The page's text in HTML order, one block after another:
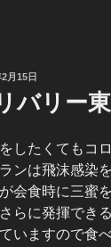
月15日
バリー
したくてもコ
ンは飛沫感染
会食時に三蜜
らに発揮でき
いますので食